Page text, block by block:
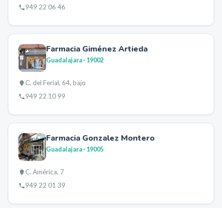
949 22 06 46
Farmacia Giménez Artieda
Guadalajara· 19002
C. del Ferial, 64, bajo
949 22 10 99
Farmacia Gonzalez Montero
Guadalajara· 19005
C. América, 7
949 22 01 39